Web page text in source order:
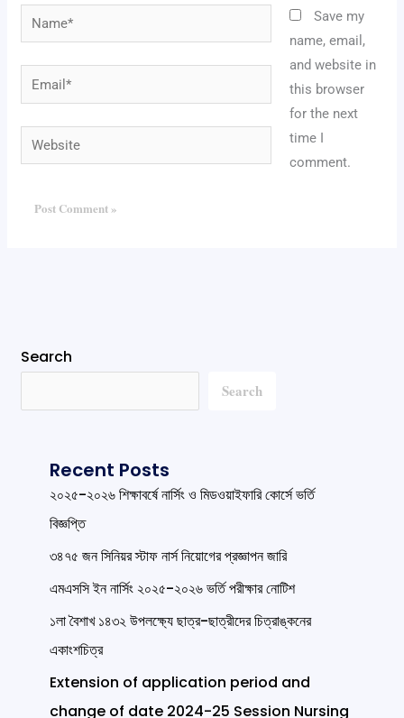
Name*
Email*
Website
Save my
name, email,
and website in
this browser
for the next
time I
comment.
Search
Search
Recent Posts
২০২৫-২০২৬ শিক্ষাবর্ষে নার্সিং ও মিডওয়াইফারি কোর্সে ভর্তি
বিজ্ঞপ্তি
৩৪৭৫ জন সিনিয়র স্টাফ নার্স নিয়োগের প্রজ্ঞাপন জারি
এমএসসি ইন নার্সিং ২০২৫-২০২৬ ভর্তি পরীক্ষার নোটিশ
১লা বৈশাখ ১৪৩২ উপলক্ষ্যে ছাত্র-ছাত্রীদের চিত্রাঙ্কনের
একাংশচিত্র
Extension of application period and
change of date 2024-25 Session Nursing